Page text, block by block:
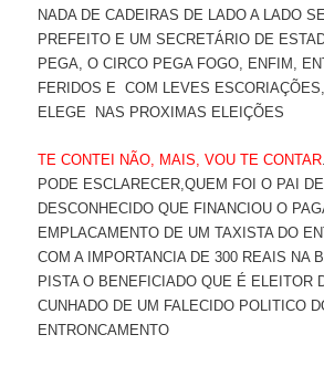
NADA DE CADEIRAS DE LADO A LADO
PREFEITO E UM SECRETÁRIO DE
PEGA, O CIRCO PEGA FOGO, ENFIM,
FERIDOS E COM LEVES
ELEGE NAS PROXIMAS ELEIÇÕES
TE CONTEI NÃO, MAIS, VOU TE CONTAR
PODE ESCLARECER,QUEM FOI O PAI
DESCONHECIDO QUE FINANCIOU O
EMPLACAMENTO DE UM TAXISTA DO
COM A IMPORTANCIA DE 300 REAIS NA
PISTA O BENEFICIADO QUE É ELEITOR
CUNHADO DE UM FALECIDO POLITICO
ENTRONCAMENTO